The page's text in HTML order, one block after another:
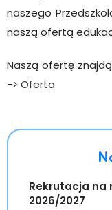
naszego
naszą ofertą
Naszą ofertę
-> Oferta
Rekrutacja na
2026/2027